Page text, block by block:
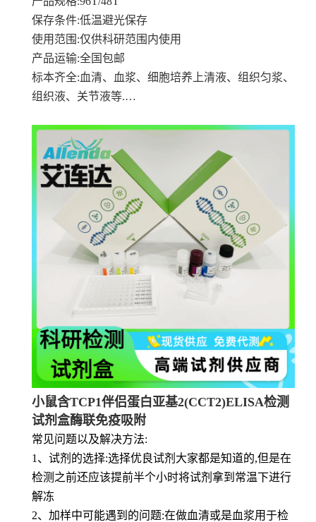
保存条件:低温避光保存
使用范围 :仅供科研范围内使用
产品运输:全国包邮
标本齐全:血清、血浆、细胞培养上清液、组织匀浆、
组织液、关节液等.…
小鼠含TCP1伴侣蛋白亚基2(CCT2)ELISA检测
试剂盒酶联免疫吸附
常见问题以及解决方法:
1、试剂的选择:选择优良试剂大家都是知道的,但是在
检测之前还应该提前半个小时将试剂拿到常温下进行
解冻
2、加样中可能遇到的问题:在做血清或是血浆用于检